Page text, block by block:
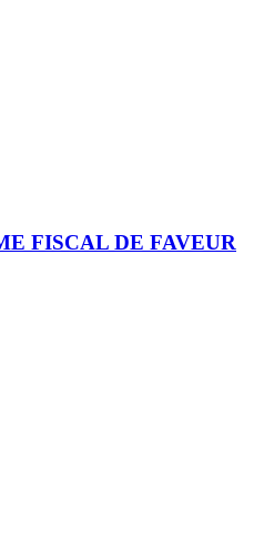
FISCAL DE FAVEUR